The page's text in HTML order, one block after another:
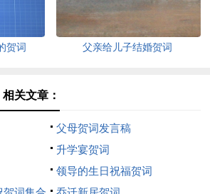
贺词 父亲给儿子结婚贺词
关文章：
父母贺词发言稿
升学宴贺词
领导的生日祝福贺词